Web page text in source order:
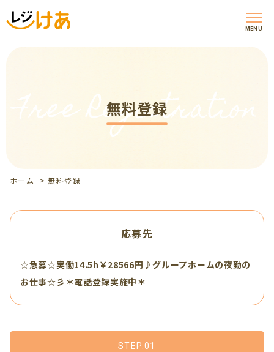
MENU
無料登録
Free Registration
ホーム >無料登録
応募先
☆急募☆実働14.5h￥28566円♪グループホームの夜勤の
お仕事☆彡＊電話登録実施中＊
STEP.01